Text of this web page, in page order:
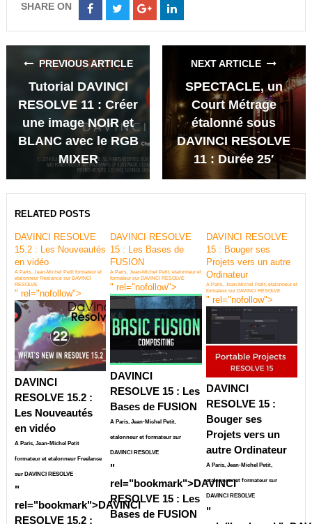
SHARE ON
Share
Facebook
Share
Twitter
Share
Google+
Share
LinkedIn
PREVIOUS ARTICLE
Tutorial DAVINCI
RESOLVE 11 : Créer
une image NOIR et
BLANC avec le RGB
MIXER
NEXT ARTICLE
SPECTACLE, un
Court Métrage
étalonné sous
DAVINCI RESOLVE
11 : Durée 25′
RELATED POSTS
DAVINCI RESOLVE
15.2 : Les Nouveautés
en vidéo
A Paris, Jean-Michel Petit formateur et
etalonneur Freelance sur DAVINCI
RESOLVE
" rel="nofollow">
DAVINCI
RESOLVE 15.2 :
Les Nouveautés
en vidéo
A Paris, Jean-Michel Petit
formateur et etalonneur Freelance
sur DAVINCI RESOLVE
"
rel="bookmark">DAVINCI
RESOLVE 15.2 :
DAVINCI RESOLVE
15 : Les Bases de
FUSION
A Paris, Jean-Michel Petit, etalonneur et
formateur sur DAVINCI RESOLVE
" rel="nofollow">
DAVINCI
RESOLVE 15 : Les
Bases de FUSION
A Paris, Jean-Michel Petit,
etalonneur et formateur sur
DAVINCI RESOLVE
"
rel="bookmark">DAVINCI
RESOLVE 15 : Les
Bases de FUSION
DAVINCI RESOLVE
15 : Bouger ses
Projets vers un autre
Ordinateur
A Paris, Jean-Michel Petit, etalonneur et
formateur sur DAVINCI RESOLVE
" rel="nofollow">
DAVINCI
RESOLVE 15 :
Bouger ses
Projets vers un
autre Ordinateur
A Paris, Jean-Michel Petit,
etalonneur et formateur sur
DAVINCI RESOLVE
"